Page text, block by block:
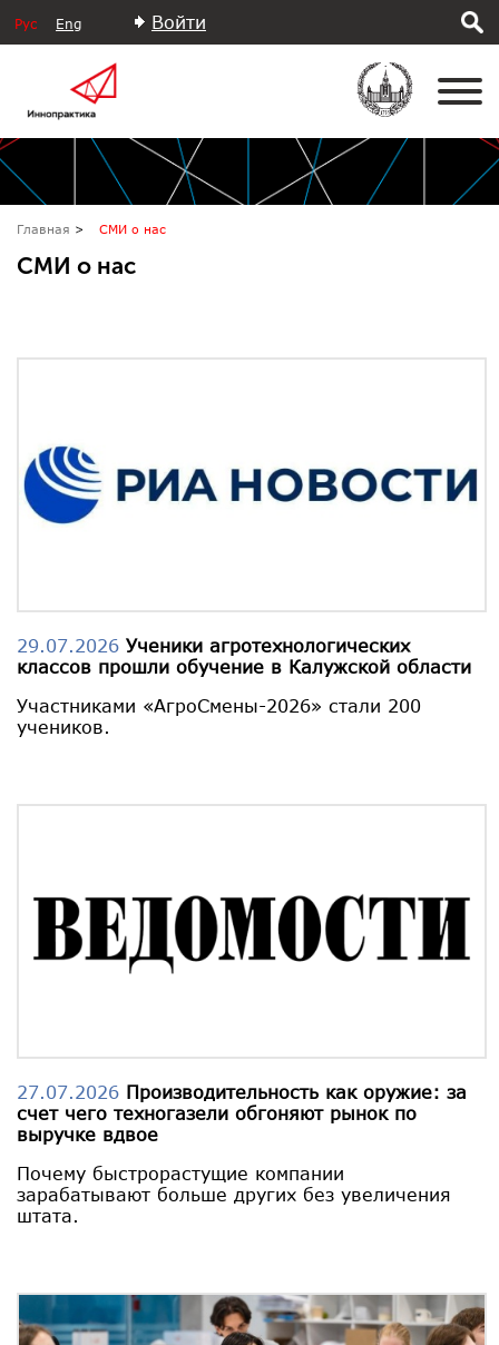
Рус Eng Войти
Главная СМИ о нас
СМИ о нас
29.07.2026 Ученики агротехнологических
классов прошли обучение в Калужской области
Участниками «АгроСмены-2026» стали 200
учеников.
27.07.2026 Производительность как оружие: за
счет чего техногазели обгоняют рынок по
выручке вдвое
Почему быстрорастущие компании
зарабатывают больше других без увеличения
штата.